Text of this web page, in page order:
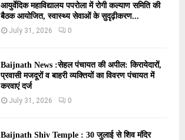
आयुर्वेदिक महाविद्यालय पपरोला में रोगी कल्याण समिति की
बैठक आयोजित, स्वास्थ्य सेवाओं के सुदृढ़ीकरण...
July 31, 2026 0
Baijnath News :सेहल पंचायत की अपील: किरायेदारों,
प्रवासी मजदूरों व बाहरी व्यक्तियों का विवरण पंचायत में
करवाएं दर्ज
July 31, 2026 0
Baijnath Shiv Temple : 30 जुलाई से शिव मंदिर